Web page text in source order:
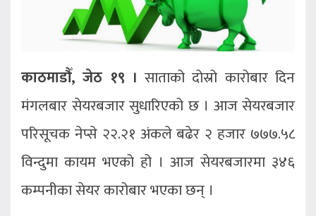
काठमाडौँ, जेठ १९ । साताको दोस्रो कारोबार दिन
मंगलबार सेयरबजार सुधारिएको छ । आज सेयरबजार
परिसूचक नेप्से २२.२१ अंकले बढेर २ हजार ७७७.५८
विन्दुमा कायम भएको हो । आज सेयरबजारमा ३४६
कम्पनीका सेयर कारोबार भएका छन् ।